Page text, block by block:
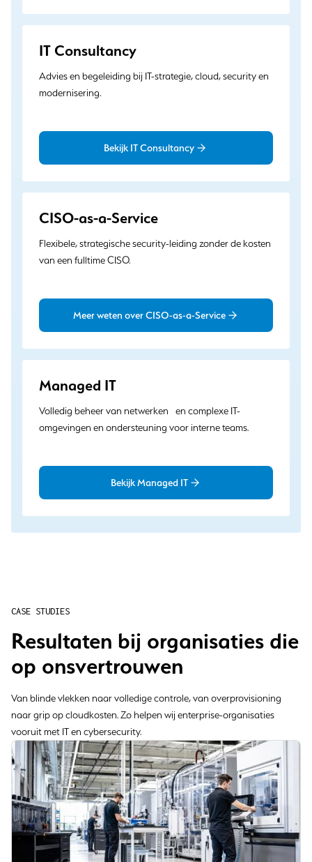
IT Consultancy
Advies en begeleiding bij IT-strategie, cloud, security en
modernisering.
Bekijk IT Consultancy
CISO-as-a-Service
Flexibele, strategische security-leiding zonder de kosten
van een fulltime CISO.
Meer weten over CISO-as-a-Service
Managed IT
Volledig beheer van netwerken en complexe IT-
omgevingen en ondersteuning voor interne teams.
Bekijk Managed IT
CASE STUDIES
Resultaten bij organisaties die
op onsvertrouwen
Van blinde vlekken naar volledige controle, van overprovisioning
naar grip op cloudkosten. Zo helpen wij enterprise-organisaties
vooruit met IT en cybersecurity.